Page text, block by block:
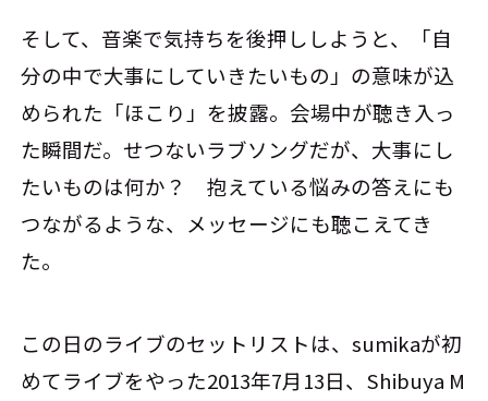
そして、音楽で気持ちを後押ししようと、「自
分の中で大事にしていきたいもの」の意味が込
められた「ほこり」を披露。会場中が聴き入っ
た瞬間だ。せつないラブソングだが、大事にし
たいものは何か？ 抱えている悩みの答えにも
つながるような、メッセージにも聴こえてき
た。
この日のライブのセットリストは、sumikaが初
めてライブをやった2013年7月13日、Shibuya M